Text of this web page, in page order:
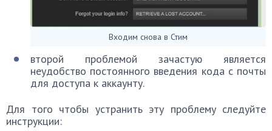
Входим снова в Стим
второй проблемой зачастую является
неудобство постоянного введения кода с почты
для доступа к аккаунту.
Для того чтобы устранить эту проблему следуйте
инструкции: